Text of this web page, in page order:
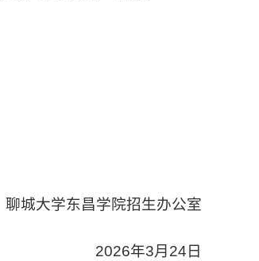
聊城大学东昌学院招生办公室
2026年3月24日